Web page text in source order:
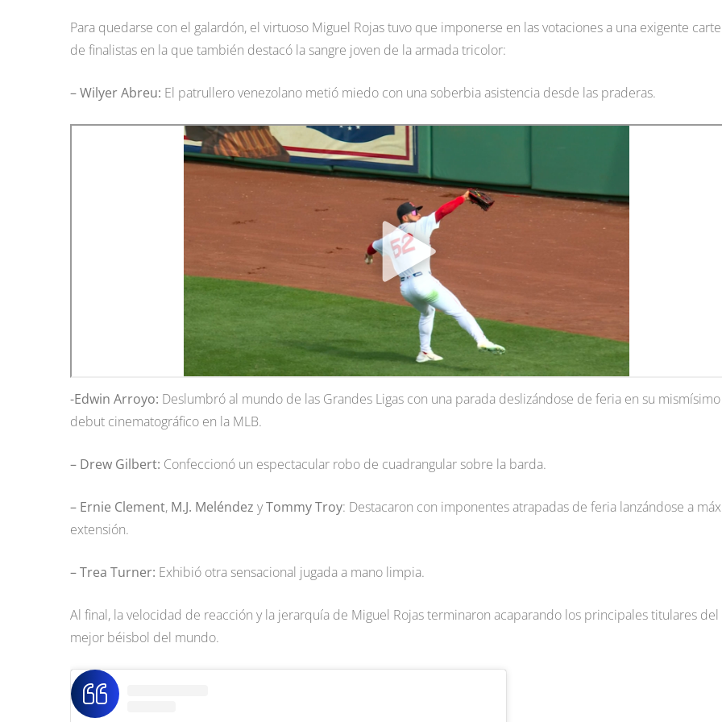
Para quedarse con el galardón, el virtuoso Miguel Rojas tuvo que imponerse en las votaciones a una exigente
de finalistas en la que también destacó la sangre joven de la armada tricolor:
– Wilyer Abreu: El patrullero venezolano metió miedo con una soberbia asistencia desde las praderas.
-Edwin Arroyo: Deslumbró al mundo de las Grandes Ligas con una parada deslizándose de feria en su mismísimo
debut cinematográfico en la MLB.
– Drew Gilbert: Confeccionó un espectacular robo de cuadrangular sobre la barda.
– Ernie Clement, M.J. Meléndez yTommy Troy: Destacaron con imponentes atrapadas de feria lanzándose a
extensión.
– Trea Turner: Exhibió otra sensacional jugada a mano limpia.
Al final, la velocidad de reacción y la jerarquía de Miguel Rojas terminaron acaparando los principales titulares del
mejor béisbol del mundo.